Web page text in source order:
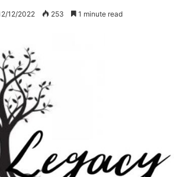
12/2022 253 1 minute read